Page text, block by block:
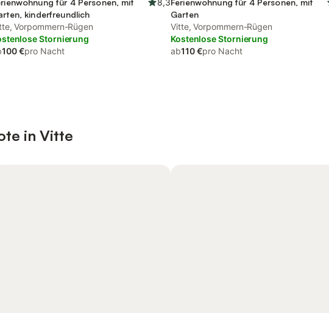
für 4 Personen, mit
kinderfreundlich
8,3
Vorpommern-Rügen
Stornierung
100 €pro Nacht
Ferienwohnung für 4 Personen, mit
Garten
Vitte, Vorpommern-Rügen
Kostenlose Stornierung
ab110 €pro Nacht
in Vitte